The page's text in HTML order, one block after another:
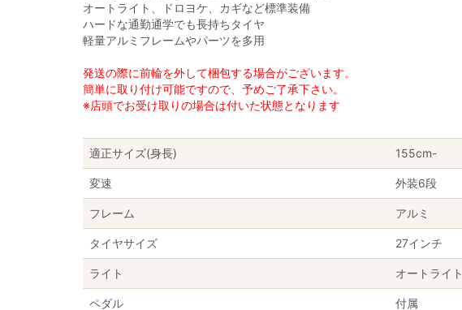
オートライト、ドロヨケ、カギなど標準装備
ハードな通勤通学でも長持ちタイヤ
軽量アルミフレームやパーツを多用
発送の際に前輪を外して梱包する場合がございます。
簡単に取り付け可能ですので、予めご了承下さい。
※店頭でお受け取りの場合は付いた状態となります
適正サイズ(身長) 155cm-
変速 外装6段
フレーム アルミ
タイヤサイズ 27インチ
ライト オートライト
ペダル 付属